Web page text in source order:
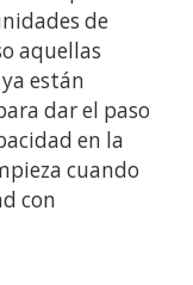
de
aquellas
están
dar el paso
en la
cuando
con